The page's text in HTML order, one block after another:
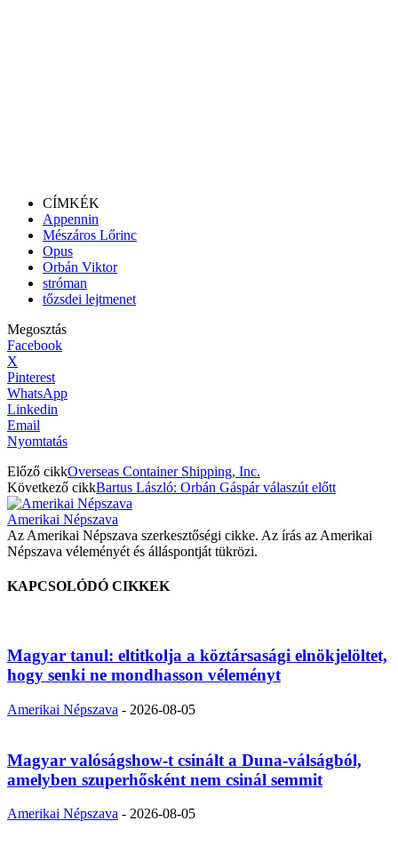
CÍMKÉK
Appennin
Mészáros Lőrinc
Opus
Orbán Viktor
stróman
tőzsdei lejtmenet
Megosztás
Facebook
X
Pinterest
WhatsApp
Linkedin
Email
Nyomtatás
Előző cikkOverseas Container Shipping, Inc.
Következő cikkBartus László: Orbán Gáspár válaszút előtt
Amerikai Népszava
Az Amerikai Népszava szerkesztőségi cikke. Az írás az Amerikai
Népszava véleményét és álláspontját tükrözi.
KAPCSOLÓDÓ CIKKEK
Magyar tanul: eltitkolja a köztársasági elnökjelöltet,
hogy senki ne mondhasson véleményt
Amerikai Népszava - 2026-08-05
Magyar valóságshow-t csinált a Duna-válságból,
amelyben szuperhősként nem csinál semmit
Amerikai Népszava - 2026-08-05